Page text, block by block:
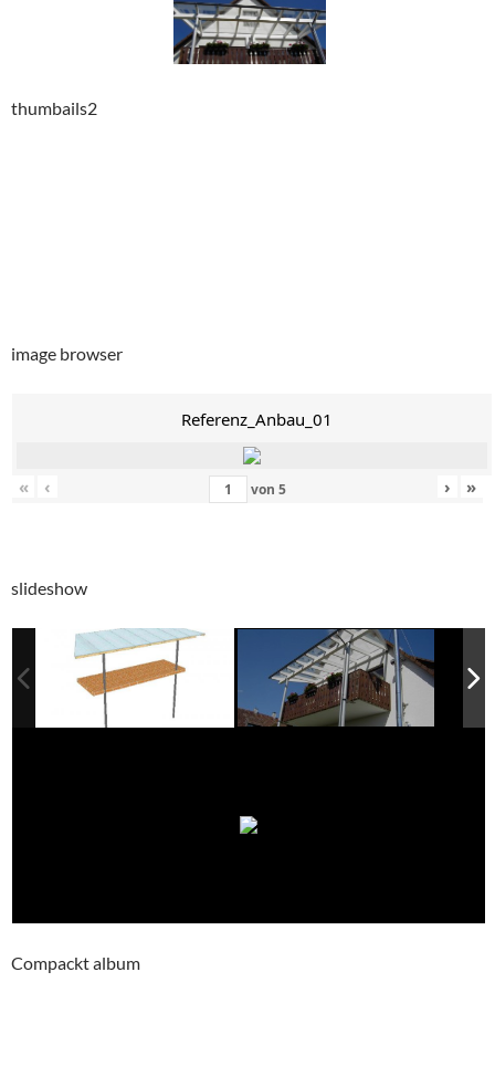
thumbails2
image browser
Referenz_Anbau_01
« ‹ von 5 › »
slideshow
Compackt album